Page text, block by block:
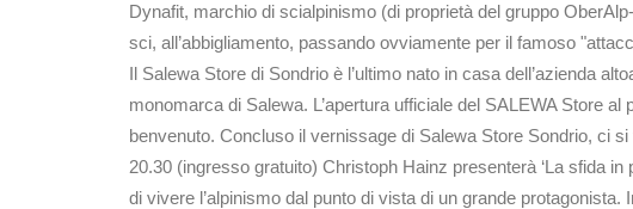
Dynafit, marchio di scialpinismo (di proprietà del gruppo
sci, all’abbigliamento, passando ovviamente per il famoso
Il Salewa Store di Sondrio è l’ultimo nato in casa dell’azienda
monomarca di Salewa. L’apertura ufficiale del SALEWA Store
benvenuto. Concluso il vernissage di Salewa Store Sondrio, ci
20.30 (ingresso gratuito) Christoph Hainz presenterà ‘La sfida
di vivere l’alpinismo dal punto di vista di un grande